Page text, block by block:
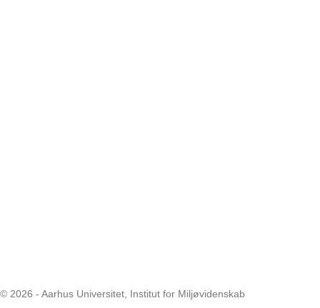
© 2026 - Aarhus Universitet, Institut for Miljøvidenskab